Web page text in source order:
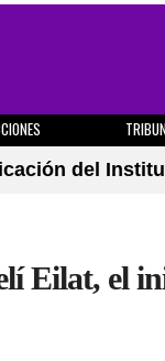
del
Eilat, el